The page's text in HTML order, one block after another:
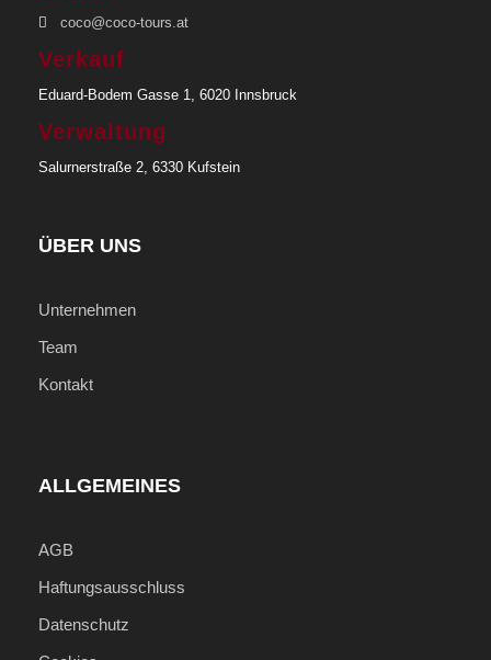
coco@coco-tours.at
Verkauf
Eduard-Bodem Gasse 1, 6020 Innsbruck
Verwaltung
Salurnerstraße 2, 6330 Kufstein
ÜBER UNS
Unternehmen
Team
Kontakt
ALLGEMEINES
AGB
Haftungsausschluss
Datenschutz